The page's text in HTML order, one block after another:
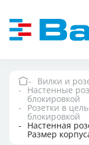
Вилки
и
розетки
модули
Вилки и розетки
Компания
Документация
Вилки и
Настенные
блокировкой
Розетки в
блокировкой
Настенная
Размер